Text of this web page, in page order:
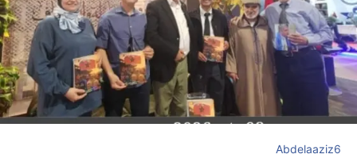
Abdelaaziz6